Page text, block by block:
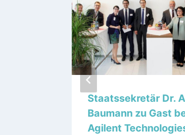
Staatssekretär Dr.
Baumann zu Gast
Agilent